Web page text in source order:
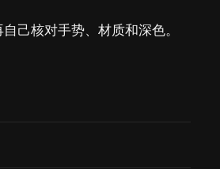
己核对手势、材质和深色。